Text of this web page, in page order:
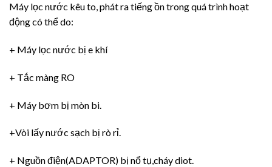
Máy lọc nước kêu to, phát ra tiếng ồn trong quá trình hoạt
động có thể do:
+ Máy lọc nước bị e khí
+ Tắc màng RO
+ Máy bơm bị mòn bi.
+Vòi lấy nước sạch bị rò rỉ.
+ Nguồn điện(ADAPTOR) bị nổ tụ,cháy diot.